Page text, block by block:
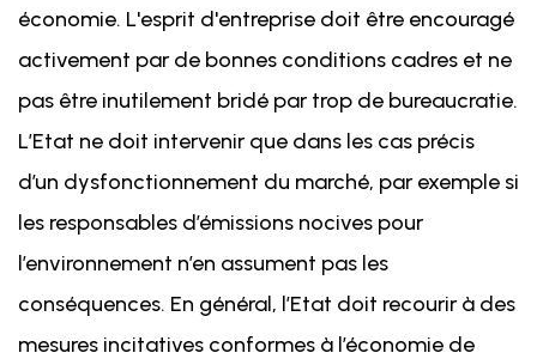
économie. L'esprit d'entreprise doit être encouragé
activement par de bonnes conditions cadres et ne
pas être inutilement bridé par trop de bureaucratie.
L’Etat ne doit intervenir que dans les cas précis
d’un dysfonctionnement du marché, par exemple si
les responsables d’émissions nocives pour
l’environnement n’en assument pas les
conséquences. En général, l’Etat doit recourir à des
mesures incitatives conformes à l’économie de